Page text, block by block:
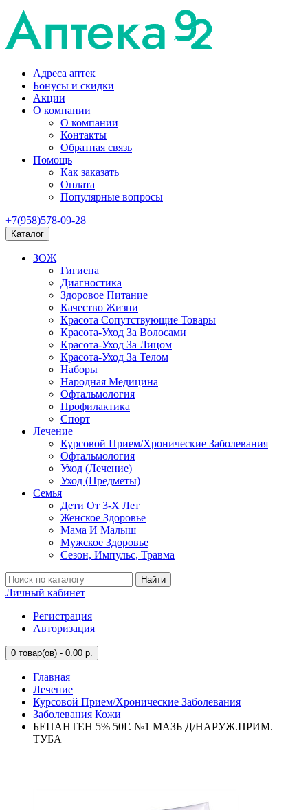
Адреса аптек
Бонусы и скидки
Акции
О компании
О компании
Контакты
Обратная связь
Помощь
Как заказать
Оплата
Популярные вопросы
+7(958)578-09-28
Каталог
ЗОЖ
Гигиена
Диагностика
Здоровое Питание
Качество Жизни
Красота Сопутствующие Товары
Красота-Уход За Волосами
Красота-Уход За Лицом
Красота-Уход За Телом
Наборы
Народная Медицина
Офтальмология
Профилактика
Спорт
Лечение
Курсовой Прием/Хронические Заболевания
Офтальмология
Уход (Лечение)
Уход (Предметы)
Семья
Дети От 3-Х Лет
Женское Здоровье
Мама И Малыш
Мужское Здоровье
Сезон, Импульс, Травма
Найти
Личный кабинет
Регистрация
Авторизация
0 товар(ов) - 0.00 р.
Главная
Лечение
Курсовой Прием/Хронические Заболевания
Заболевания Кожи
БЕПАНТЕН 5% 50Г. №1 МАЗЬ Д/НАРУЖ.ПРИМ.
ТУБА